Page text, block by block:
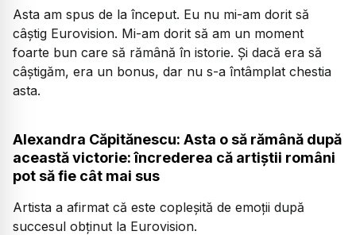
Asta am spus de la început. Eu nu mi-am dorit să
câștig Eurovision. Mi-am dorit să am un moment
foarte bun care să rămână în istorie. Și dacă era să
câștigăm, era un bonus, dar nu s-a întâmplat chestia
asta.
Alexandra Căpitănescu: Asta o să rămână după
această victorie: încrederea că artiștii români
pot să fie cât mai sus
Artista a afirmat că este copleșită de emoții după
succesul obținut la Eurovision.